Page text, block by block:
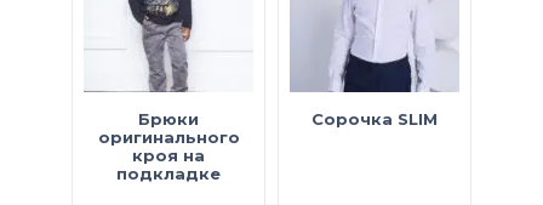
Брюки
оригинального
кроя на
подкладке
Сорочка SLIM